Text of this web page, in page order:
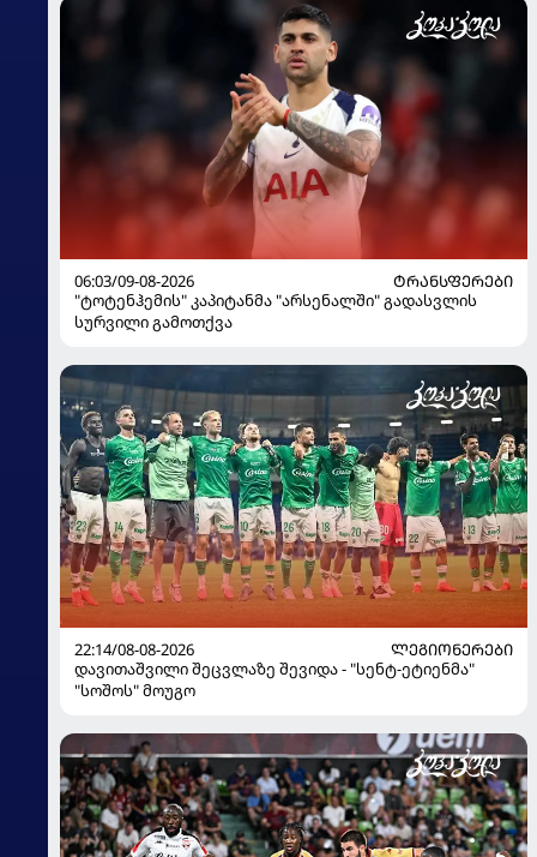
06:03/09-08-2026
ᲢᲠᲐᲜᲡᲤᲔᲠᲔᲑᲘ
"ტოტენჰემის" კაპიტანმა "არსენალში" გადასვლის
სურვილი გამოთქვა
22:14/08-08-2026
ᲚᲔᲒᲘᲝᲜᲔᲠᲔᲑᲘ
დავითაშვილი შეცვლაზე შევიდა - "სენტ-ეტიენმა"
"სოშოს" მოუგო